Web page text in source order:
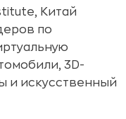
Китай
по
3D-
и искусственный